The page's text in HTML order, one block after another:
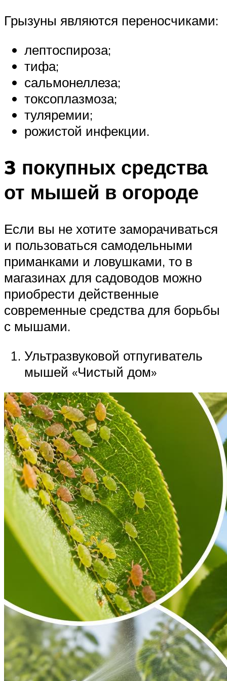
Грызуны являются переносчиками:
лептоспироза;
тифа;
сальмонеллеза;
токсоплазмоза;
туляремии;
рожистой инфекции.
3 покупных средства
от мышей в огороде
Если вы не хотите заморачиваться
и пользоваться самодельными
приманками и ловушками, то в
магазинах для садоводов можно
приобрести действенные
современные средства для борьбы
с мышами.
Ультразвуковой отпугиватель
мышей «Чистый дом»